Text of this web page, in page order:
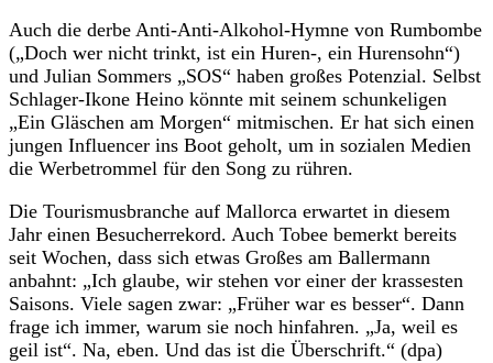
Auch die derbe Anti-Anti-Alkohol-Hymne von Rumbombe
(„Doch wer nicht trinkt, ist ein Huren-, ein Hurensohn“)
und Julian Sommers „SOS“ haben großes Potenzial. Selbst
Schlager-Ikone Heino könnte mit seinem schunkeligen
„Ein Gläschen am Morgen“ mitmischen. Er hat sich einen
jungen Influencer ins Boot geholt, um in sozialen Medien
die Werbetrommel für den Song zu rühren.
Die Tourismusbranche auf Mallorca erwartet in diesem
Jahr einen Besucherrekord. Auch Tobee bemerkt bereits
seit Wochen, dass sich etwas Großes am Ballermann
anbahnt: „Ich glaube, wir stehen vor einer der krassesten
Saisons. Viele sagen zwar: „Früher war es besser“. Dann
frage ich immer, warum sie noch hinfahren. „Ja, weil es
geil ist“. Na, eben. Und das ist die Überschrift.“ (dpa)